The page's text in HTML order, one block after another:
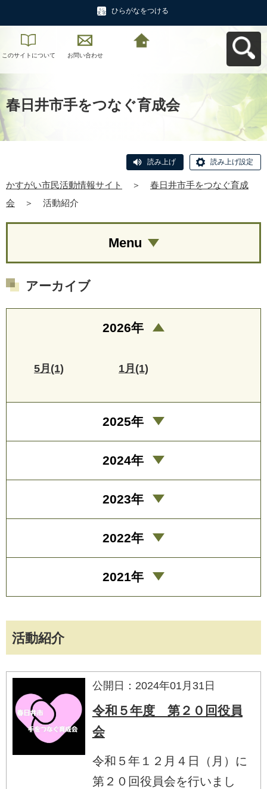
ひらがなをつける
このサイトについて お問い合わせ
春日井市手をつなぐ育成会
読み上げ 読み上げ設定
かすがい市民活動情報サイト ＞
春日井市手をつなぐ育成
会
＞ 活動紹介
活動紹介
公開日：2024年01月31日
令和５年度 第２０回役員
会
令和５年１２月４日（月）に
第２０回役員会を行いまし
Menu
アーカイブ
2026年
5月(1) 1月(1)
2025年
2024年
2023年
2022年
2021年